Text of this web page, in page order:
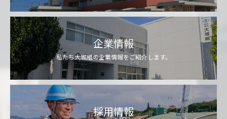
企業情報
私たち大城組の企業情報をご紹介します。
採用情報